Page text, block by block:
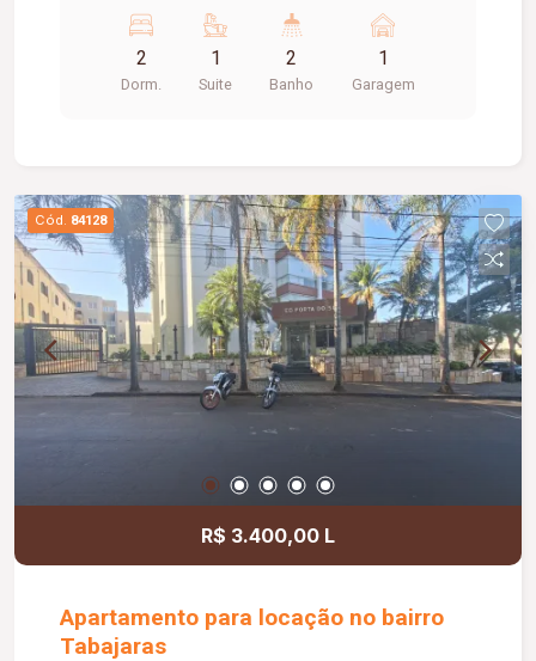
piso frio; Interfone com reconhecimento facial; O
condomínio conta com: Portaria 24 horas;
Monitoramento; Piscina adulto; Piscina infantil;
2
Dorm.
1
Suite
2
Banho
1
Garagem
Cód. 84128
R$ 3.400,00 L
Apartamento para locação no bairro
Tabajaras